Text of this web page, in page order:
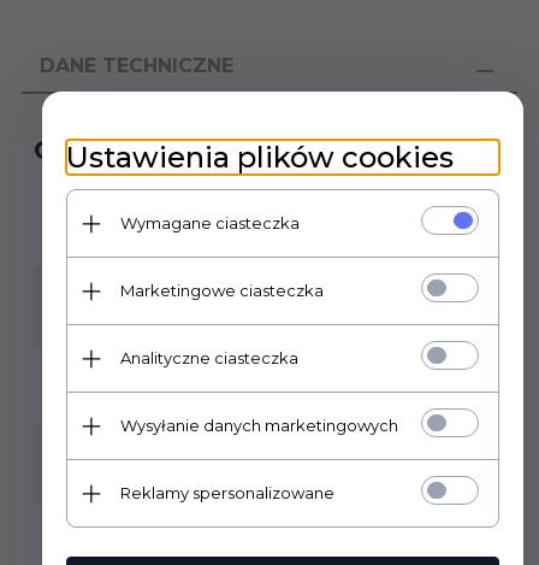
DANE TECHNICZNE
Opis produktu
NAZWA:
FORMAT PŁYTKI:
30X60
GATUNEK:
ILOŚĆ SZTUK W OPAKOWANIU:
Ustawienia plików cookies
Wymagane ciasteczka
Marketingowe ciasteczka
Analityczne ciasteczka
Wysyłanie danych marketingowych
Reklamy spersonalizowane